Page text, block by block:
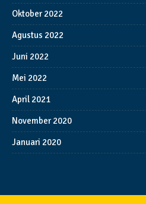
Oktober 2022
Agustus 2022
Juni 2022
Mei 2022
April 2021
November 2020
Januari 2020